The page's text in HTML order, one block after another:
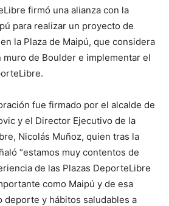
firmó una alianza con la
para realizar un proyecto de
la Plaza de Maipú, que considera
de Boulder e implementar el
fue firmado por el alcalde de
y el Director Ejecutivo de la
Nicolás Muñoz, quien tras la
“estamos muy contentos de
de las Plazas DeporteLibre
como Maipú y de esa
deporte y hábitos saludables a